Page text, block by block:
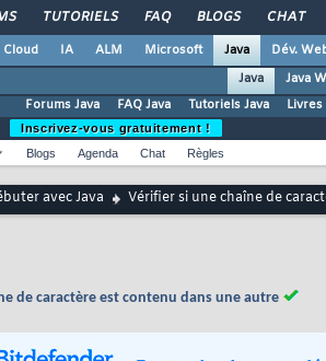
TUTORIELS FAQ BLOGS CHAT
Cloud IA ALM Microsoft Java Dév.
Java
Java
Forums Java
FAQ Java Tutoriels Java Livres
Inscrivez-vous gratuitement !
Blogs Agenda Chat Règles
avec Java Vérifier si une chaîne de
de caractère est contenu dans une autre